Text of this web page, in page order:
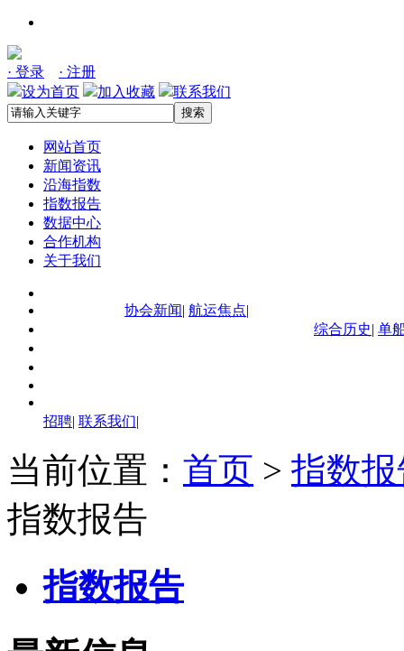
· 登录
· 注册
设为首页
加入收藏 联系我们
搜索
网站首页
新闻资讯
沿海指数
指数报告
数据中心
合作机构
关于我们
协会新闻| 航运焦点|
综合历史| 单
招聘| 联系我们|
当前位置： 首页 > 指数
指数报告
指数报告